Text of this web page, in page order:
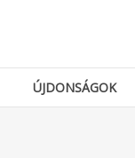
ÚJDONSÁGOK